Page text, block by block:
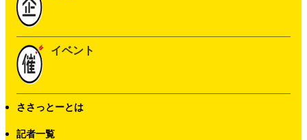
イベント
ささっとーとは
記者一覧